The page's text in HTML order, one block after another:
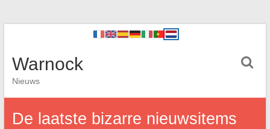
Warnock
Nieuws
De laatste bizarre nieuwsitems